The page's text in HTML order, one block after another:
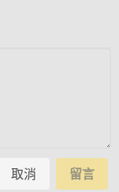
取消 留言